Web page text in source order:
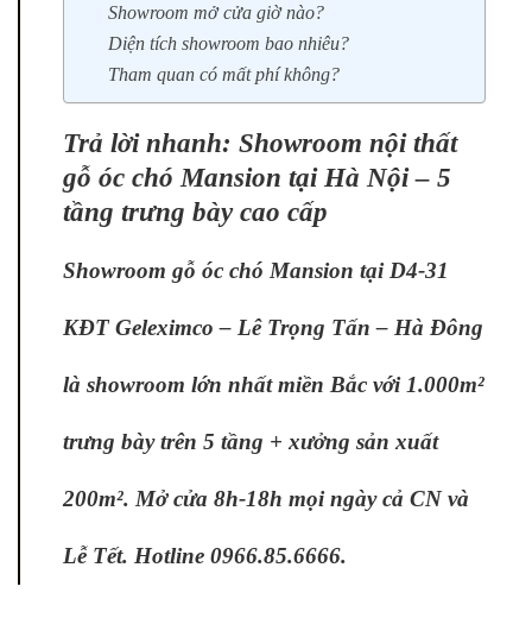
Showroom mở cửa giờ nào?
Diện tích showroom bao nhiêu?
Tham quan có mất phí không?
Trả lời nhanh: Showroom nội thất
gỗ óc chó Mansion tại Hà Nội – 5
tầng trưng bày cao cấp
Showroom gỗ óc chó Mansion tại D4-31
KĐT Geleximco – Lê Trọng Tấn – Hà Đông
là showroom lớn nhất miền Bắc với 1.000m²
trưng bày trên 5 tầng + xưởng sản xuất
200m². Mở cửa 8h-18h mọi ngày cả CN và
Lễ Tết. Hotline 0966.85.6666.